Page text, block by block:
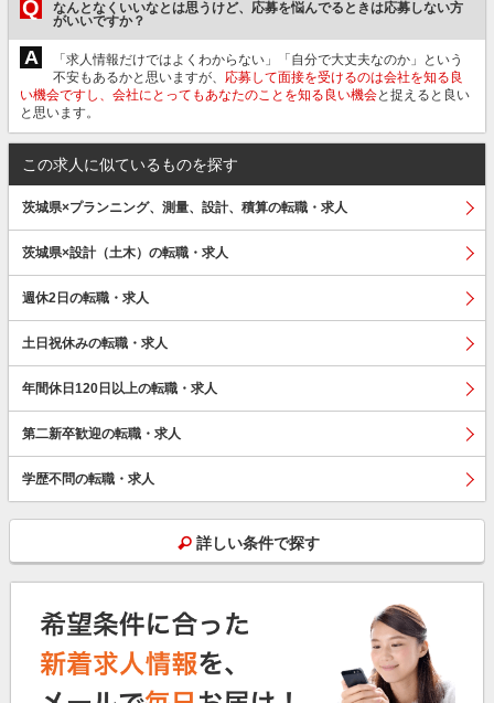
Q
なんとなくいいなとは思うけど、応募を悩んでるときは応募しない方
がいいですか？
A
「求人情報だけではよくわからない」「自分で大丈夫なのか」という
不安もあるかと思いますが、 応募して面接を受けるのは会社を知る良
い機会ですし、会社にとってもあなたのことを知る良い機会と捉えると良い
と思います。
この求人に似ているものを探す
茨城県×プランニング、測量、設計、積算の転職・求人
茨城県×設計（土木）の転職・求人
週休2日の転職・求人
土日祝休みの転職・求人
年間休日120日以上の転職・求人
第二新卒歓迎の転職・求人
学歴不問の転職・求人
詳しい条件で探す